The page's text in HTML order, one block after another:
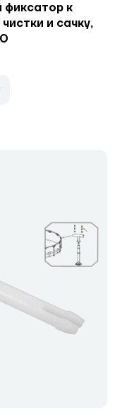
к
и сачку,